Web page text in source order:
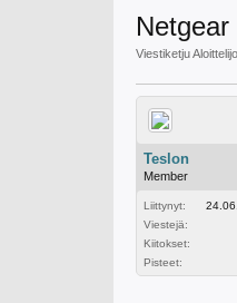
Viestiketju
Teslon
Member
Liittynyt:
Viestejä:
Kiitokset:
Pisteet: